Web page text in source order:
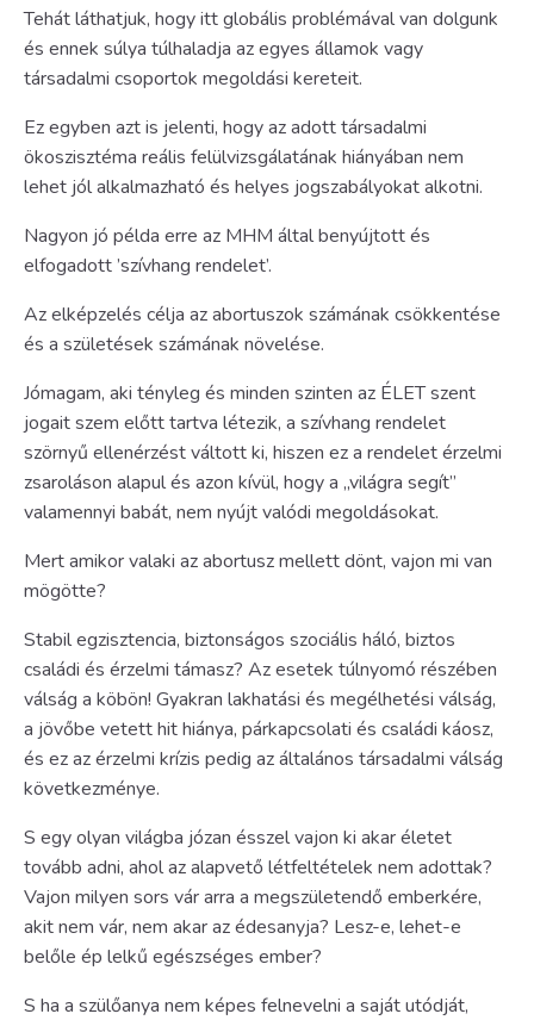
Tehát láthatjuk, hogy itt globális problémával van dolgunk
és ennek súlya túlhaladja az egyes államok vagy
társadalmi csoportok megoldási kereteit.
Ez egyben azt is jelenti, hogy az adott társadalmi
ökoszisztéma reális felülvizsgálatának hiányában nem
lehet jól alkalmazható és helyes jogszabályokat alkotni.
Nagyon jó példa erre az MHM által benyújtott és
elfogadott ’szívhang rendelet’.
Az elképzelés célja az abortuszok számának csökkentése
és a születések számának növelése.
Jómagam, aki tényleg és minden szinten az ÉLET szent
jogait szem előtt tartva létezik, a szívhang rendelet
szörnyű ellenérzést váltott ki, hiszen ez a rendelet érzelmi
zsaroláson alapul és azon kívül, hogy a „világra segít”
valamennyi babát, nem nyújt valódi megoldásokat.
Mert amikor valaki az abortusz mellett dönt, vajon mi van
mögötte?
Stabil egzisztencia, biztonságos szociális háló, biztos
családi és érzelmi támasz? Az esetek túlnyomó részében
válság a köbön! Gyakran lakhatási és megélhetési válság,
a jövőbe vetett hit hiánya, párkapcsolati és családi káosz,
és ez az érzelmi krízis pedig az általános társadalmi válság
következménye.
S egy olyan világba józan ésszel vajon ki akar életet
tovább adni, ahol az alapvető létfeltételek nem adottak?
Vajon milyen sors vár arra a megszületendő emberkére,
akit nem vár, nem akar az édesanyja? Lesz-e, lehet-e
belőle ép lelkű egészséges ember?
S ha a szülőanya nem képes felnevelni a saját utódját,